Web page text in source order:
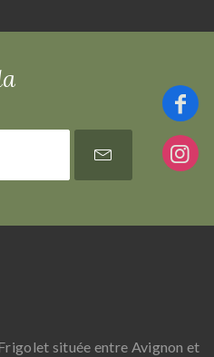
située entre Avignon et